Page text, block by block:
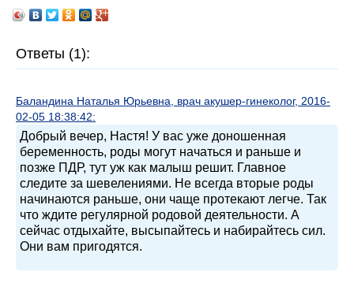
Ответы (1):
Баландина Наталья Юрьевна, врач акушер-гинеколог, 2016-
02-05 18:38:42:
Добрый вечер, Настя! У вас уже доношенная
беременность, роды могут начаться и раньше и
позже ПДР, тут уж как малыш решит. Главное
следите за шевелениями. Не всегда вторые роды
начинаются раньше, они чаще протекают легче. Так
что ждите регулярной родовой деятельности. А
сейчас отдыхайте, высыпайтесь и набирайтесь сил.
Они вам пригодятся.